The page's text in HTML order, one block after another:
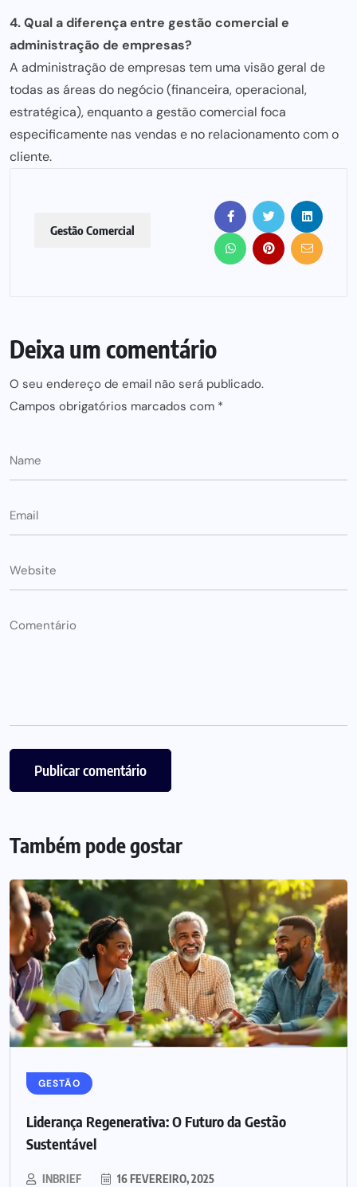
4. Qual a diferença entre gestão comercial e
administração de empresas?
A administração de empresas tem uma visão geral de
todas as áreas do negócio (financeira, operacional,
estratégica), enquanto a gestão comercial foca
especificamente nas vendas e no relacionamento com o
cliente.
Gestão Comercial
Deixa um comentário
O seu endereço de email não será publicado.
Campos obrigatórios marcados com *
Também pode gostar
GESTÃO
Liderança Regenerativa: O Futuro da Gestão
Sustentável
INBRIEF 16 FEVEREIRO, 2025